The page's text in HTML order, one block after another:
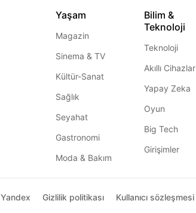
Yaşam
Magazin
Sinema & TV
Kültür-Sanat
Sağlık
Seyahat
Gastronomi
Moda & Bakım
Bilim &
Teknoloji
Teknoloji
Akıllı Cihazlar
Yapay Zeka
Oyun
Big Tech
Girişimler
Yandex Gizlilik politikası Kullanıcı sözleşmesi